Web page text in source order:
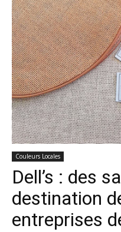
Couleurs Locales
Dell’s : des
destination
entreprises